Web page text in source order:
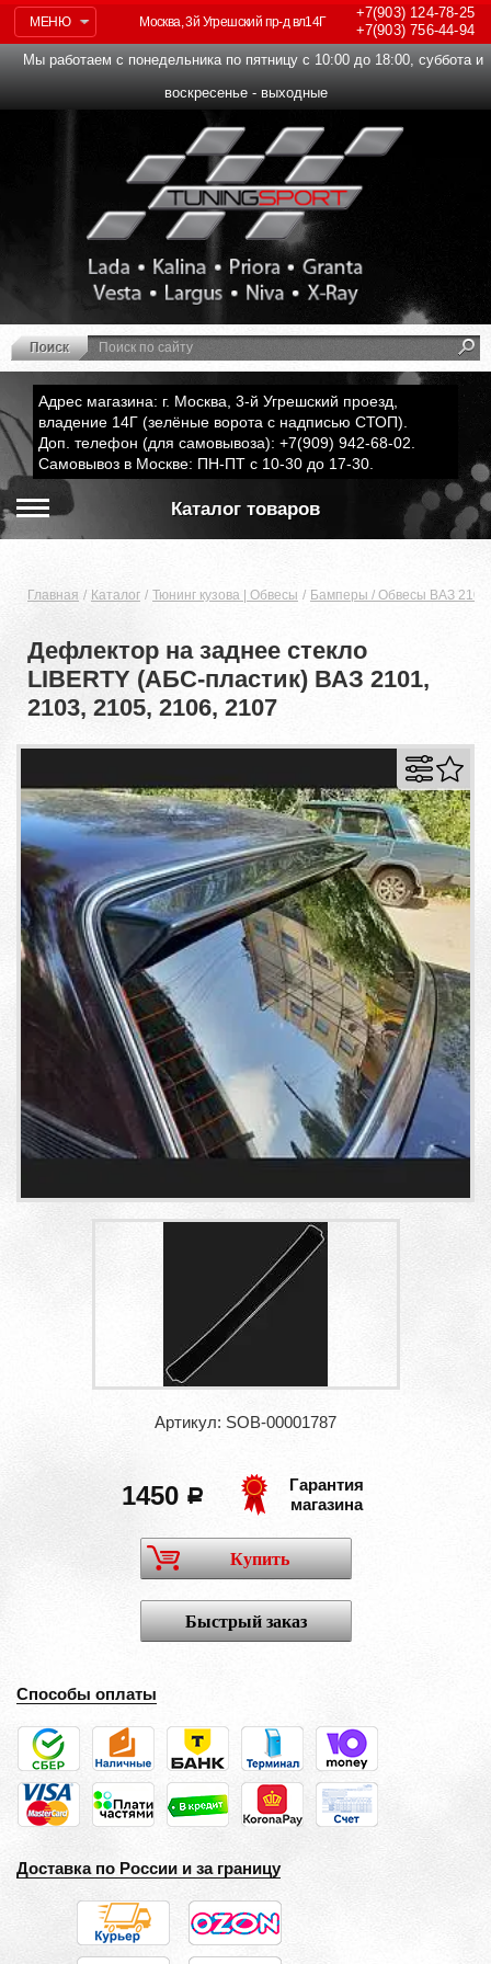
МЕНЮ
+7(903)124-78-25
+7(903)756-44-94
Москва, 3й Угрешский пр-д вл14Г
Мы работаем с понедельника по пятницу с 10:00 до 18:00, суббота и
воскресенье - выходные
Адрес магазина: г. Москва, 3-й Угрешский проезд,
владение 14Г (зелёные ворота с надписью СТОП).
Доп. телефон (для самовывоза): +7(909) 942-68-02.
Самовывоз в Москве: ПН-ПТ с 10-30 до 17-30.
Каталог товаров
Главная Каталог Тюнинг кузова | Обвесы Бамперы / Обвесы ВАЗ
Дефлектор на заднее стекло
LIBERTY (АБС-пластик) ВАЗ 2101,
2103, 2105, 2106, 2107
Артикул: SOB-00001787
1450 a
Гарантия
магазина
Купить
Быстрый заказ
Способы оплаты
Доставка по России и за границу